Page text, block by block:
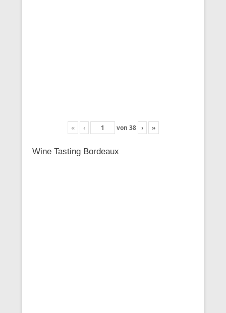
« ‹ von 38 › »
Wine Tasting Bordeaux